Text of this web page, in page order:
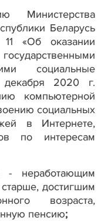
Министерства
Беларусь
«Об оказании
социальные
2020
г.
компьютерной
социальных
в Интернете,
по интересам
-
неработающим
достигшим
возраста,
пенсию;